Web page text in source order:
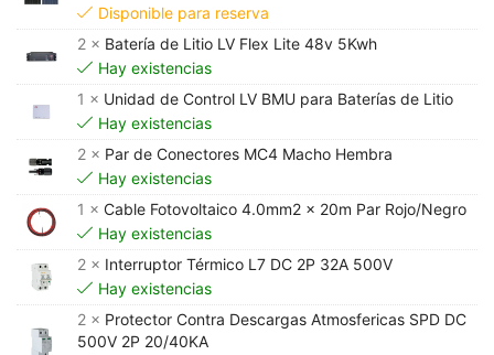
Disponible para reserva
2 × Batería de Litio LV Flex Lite 48v 5Kwh
Hay existencias
1 × Unidad de Control LV BMU para Baterías de Litio
Hay existencias
2 × Par de Conectores MC4 Macho Hembra
Hay existencias
1 × Cable Fotovoltaico 4.0mm2 x 20m Par Rojo/Negro
Hay existencias
2 × Interruptor Térmico L7 DC 2P 32A 500V
Hay existencias
2 × Protector Contra Descargas Atmosfericas SPD DC
500V 2P 20/40KA